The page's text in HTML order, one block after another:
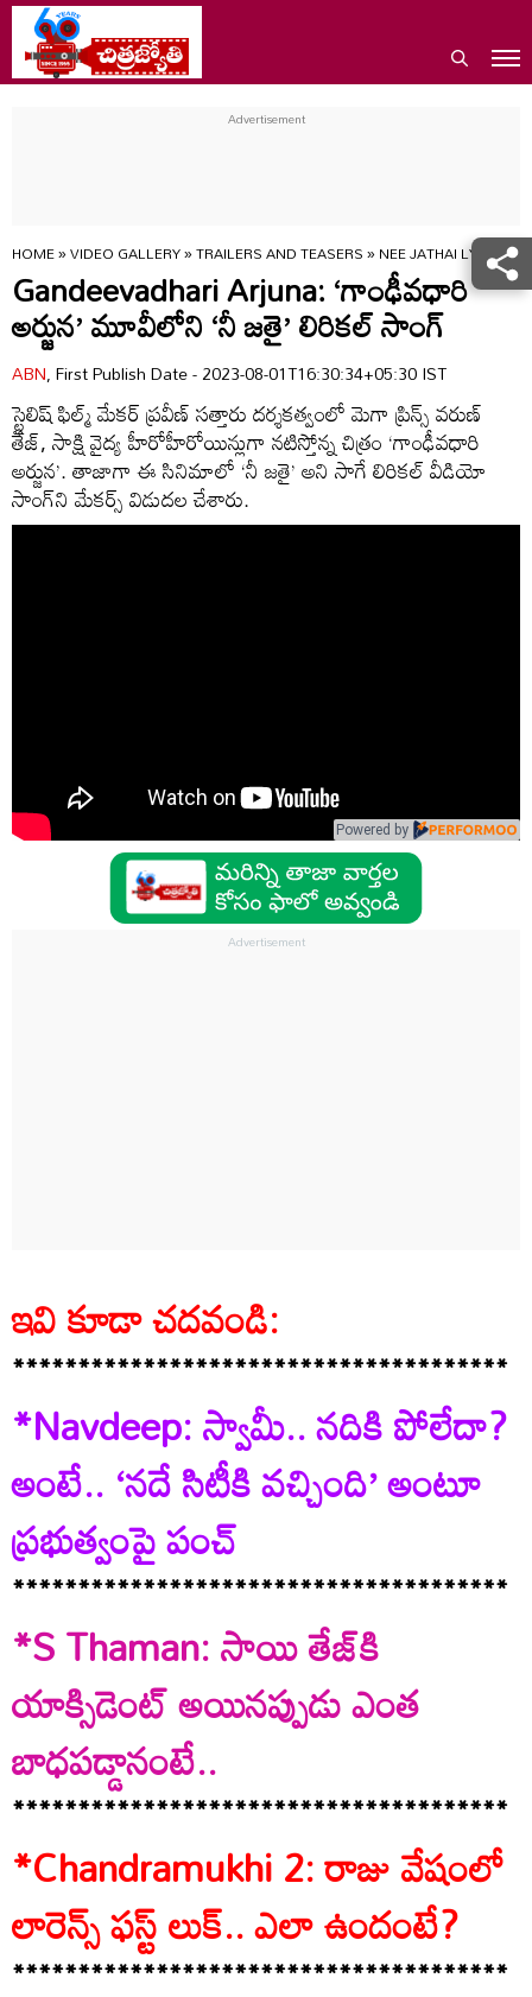
HOME»VIDEO GALLERY»TRAILERS AND TEASERS»NEE JATHAI LYRICAL
Gandeevadhari Arjuna: ‘గాంఢీవధారి
అర్జున’ మూవీలోని ‘నీ జతై’ లిరికల్ సాంగ్
ABN, First Publish Date - 2023-08-01T16:30:34+05:30 IST
స్టైలిష్ ఫిల్మ్ మేక‌ర్ ప్ర‌వీణ్ సత్తారు ద‌ర్శ‌క‌త్వంలో మెగా ప్రిన్స్ వరుణ్
తేజ్, సాక్షి వైద్య హీరోహీరోయిన్లుగా నటిస్తోన్న చిత్రం ‘గాంఢీవధారి
అర్జున’. తాజాగా ఈ సినిమాలో ‘నీ జతై’ అని సాగే లిరికల్ వీడియో
సాంగ్‌ని మేకర్స్ విడుదల చేశారు.
Powered by
ఇవి కూడా చదవండి:
**************************************
*Navdeep: స్వామీ.. నదికి పోలేదా?
అంటే.. ‘నదే సిటీకి వచ్చింది’ అంటూ
ప్రభుత్వంపై పంచ్
**************************************
*S Thaman: సాయి తేజ్‌కి
యాక్సిడెంట్ అయినప్పుడు ఎంత
బాధపడ్డానంటే..
**************************************
*Chandramukhi 2: రాజు వేషంలో
లారెన్స్ ఫస్ట్ లుక్.. ఎలా ఉందంటే?
**************************************